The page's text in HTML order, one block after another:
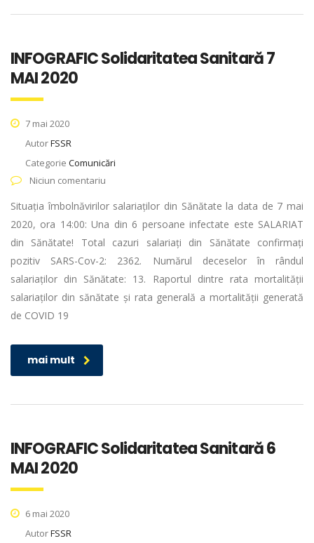
INFOGRAFIC Solidaritatea Sanitară 7
MAI 2020
7 mai 2020
AutorFSSR
Categorie Comunicări
Niciun comentariu
Situația îmbolnăvirilor salariaților din Sănătate la data de 7 mai
2020, ora 14:00: Una din 6 persoane infectate este SALARIAT
din Sănătate! Total cazuri salariați din Sănătate confirmați
pozitiv SARS-Cov-2: 2362. Numărul deceselor în rândul
salariaților din Sănătate: 13. Raportul dintre rata mortalității
salariaților din sănătate și rata generală a mortalității generată
de COVID 19
mai mult
INFOGRAFIC Solidaritatea Sanitară 6
MAI 2020
6 mai 2020
AutorFSSR